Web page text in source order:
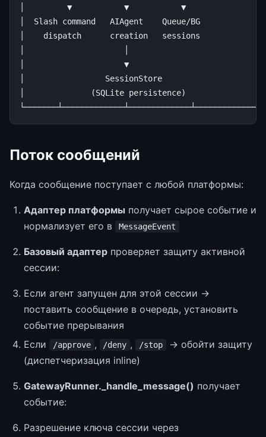
│         ▼           ▼           ▼               │
│  Slash command   AIAgent    Queue/BG            │
│    dispatch      creation   sessions            │
│                     ▼                           │
│                 SessionStore                    │
│              (SQLite persistence)               │
Поток сообщений
Когда сообщение поступает с любой платформы:
Адаптер платформы получает сырое событие и
нормализует его в
MessageEvent
Базовый адаптер проверяет защиту активной
сессии:
Если агент запущен для этой сессии →
поставить сообщение в очередь, установить
событие прерывания
Если
/approve , /deny , /stop
→ обойти защиту
(диспетчеризация inline)
GatewayRunner._handle_message() получает
событие:
Разрешение ключа сессии через